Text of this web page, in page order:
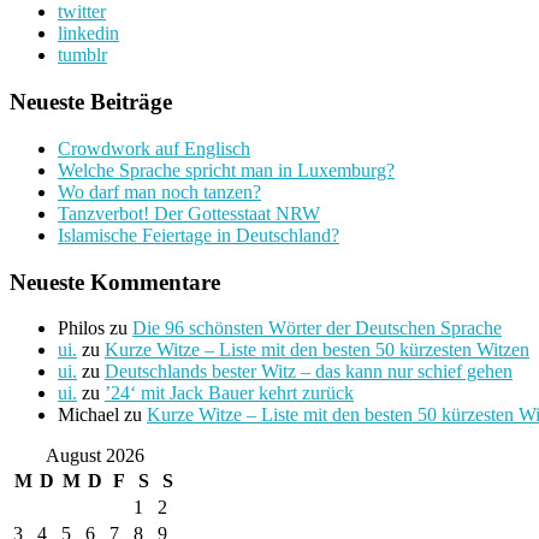
twitter
linkedin
tumblr
Neueste Beiträge
Crowdwork auf Englisch
Welche Sprache spricht man in Luxemburg?
Wo darf man noch tanzen?
Tanzverbot! Der Gottesstaat NRW
Islamische Feiertage in Deutschland?
Neueste Kommentare
Philos zu Die 96 schönsten Wörter der Deutschen Sprache
ui. zu Kurze Witze – Liste mit den besten 50 kürzesten Witzen
ui. zu Deutschlands bester Witz – das kann nur schief gehen
ui. zu ’24‘ mit Jack Bauer kehrt zurück
Michael zu Kurze Witze – Liste mit den besten 50 kürzesten
August 2026
M D M D F S
S
1
2
3
4 5 6 7 8 9